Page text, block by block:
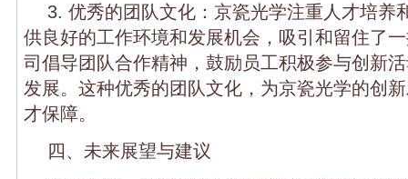
3. 优秀的团队文化：京瓷光学注重人才培养
供良好的工作环境和发展机会，吸引和留住了
司倡导团队合作精神，鼓励员工积极参与创新
发展。这种优秀的团队文化，为京瓷光学的创
才保障。
四、未来展望与建议